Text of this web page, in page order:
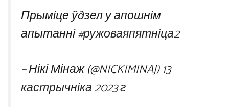
Прыміце ўдзел у апошнім
апытанні#ружоваяпятніца2
– Нікі Мінаж (@NICKIMINAJ)13
кастрычніка 2023 г